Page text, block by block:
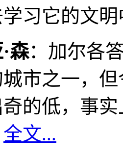
习它的文
森：加尔各
市之一，
的低，事
全文...